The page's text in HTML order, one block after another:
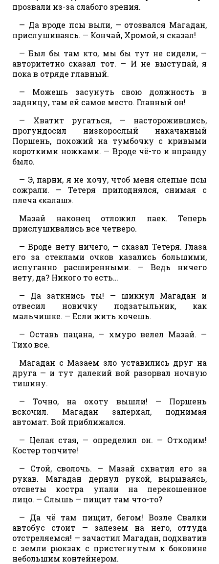
прозвали из-за слабого зрения.
— Да вроде псы выли, — отозвался Магадан,
прислушиваясь. — Кончай, Хромой, я сказал!
— Был бы там кто, мы бы тут не сидели, —
авторитетно сказал тот. — И не выступай, я
пока в отряде главный.
— Можешь засунуть свою должность в
задницу, там ей самое место. Главный он!
— Хватит ругаться, — насторожившись,
прогундосил низкорослый накачанный
Поршень, похожий на тумбочку с кривыми
короткими ножками. — Вроде чё-то и вправду
было.
— Э, парни, я не хочу, чтоб меня слепые псы
сожрали. — Тетеря приподнялся, снимая с
плеча «калаш».
Мазай наконец отложил паек. Теперь
прислушивались все четверо.
— Вроде нету ничего, — сказал Тетеря. Глаза
его за стеклами очков казались большими,
испуганно расширенными. — Ведь ничего
нету, да? Никого то есть…
— Да заткнись ты! — шикнул Магадан и
отвесил новичку подзатыльник, как
мальчишке. — Если жить хочешь.
— Оставь пацана, — хмуро велел Мазай. —
Тихо все.
Магадан с Мазаем зло уставились друг на
друга — и тут далекий вой разорвал ночную
тишину.
— Точно, на охоту вышли! — Поршень
вскочил. Магадан заперхал, поднимая
автомат. Вой приближался.
— Целая стая, — определил он. — Отходим!
Костер топчите!
— Стой, сволочь. — Мазай схватил его за
рукав. Магадан дернул рукой, вырываясь,
отсветы костра упали на перекошенное
лицо. — Слышь — пищит там что-то?
— Да чё там пищит, бегом! Возле Свалки
автобус стоит — залезем на него, оттуда
отстреляемся! — зачастил Магадан, подхватив
с земли рюкзак с пристегнутым к боковине
небольшим контейнером.